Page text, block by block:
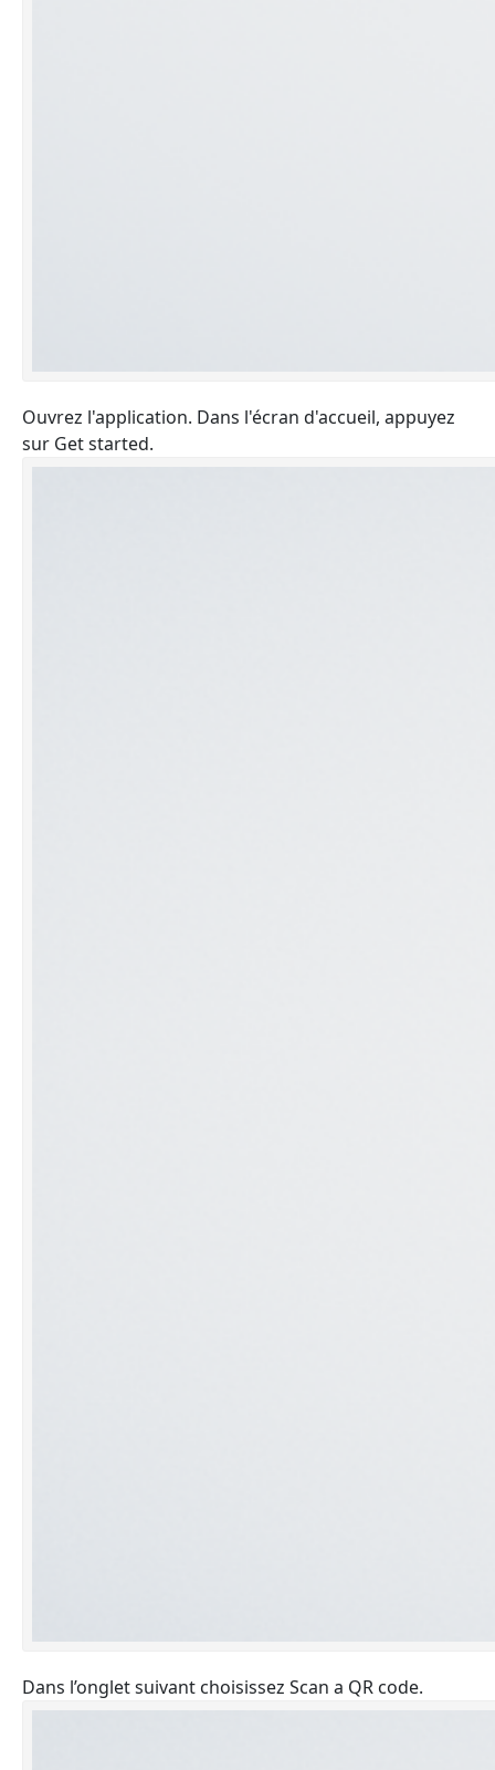
Ouvrez l'application. Dans l'écran d'accueil, appuyez
sur Get started.
Dans l’onglet suivant choisissez Scan a QR code.